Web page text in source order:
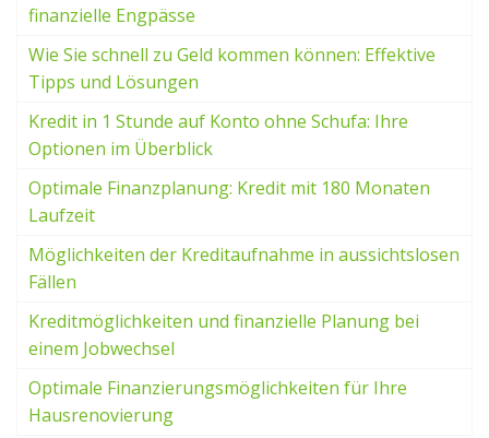
finanzielle Engpässe
Wie Sie schnell zu Geld kommen können: Effektive
Tipps und Lösungen
Kredit in 1 Stunde auf Konto ohne Schufa: Ihre
Optionen im Überblick
Optimale Finanzplanung: Kredit mit 180 Monaten
Laufzeit
Möglichkeiten der Kreditaufnahme in aussichtslosen
Fällen
Kreditmöglichkeiten und finanzielle Planung bei
einem Jobwechsel
Optimale Finanzierungsmöglichkeiten für Ihre
Hausrenovierung